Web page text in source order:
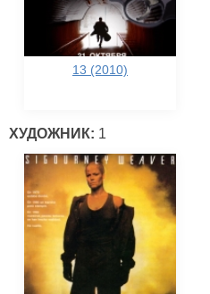
13 (2010)
ХУДОЖНИК: 1